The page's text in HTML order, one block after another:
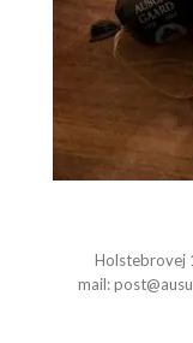
Holstebrovej
mail: